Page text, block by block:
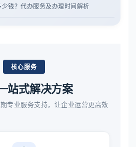
钱？代办服务及办理时间解析
核心服务
站式解决方案
专业服务支持，让企业运营更高效